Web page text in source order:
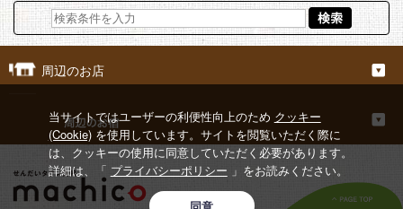
周辺のお店
当サイトではユーザーの利便性向上のため クッキー
(Cookie)を使用しています。サイトを閲覧いただく際に
は、クッキーの使用に同意していただく必要があります。
詳細は、「 プライバシーポリシー 」をお読みください。
同意